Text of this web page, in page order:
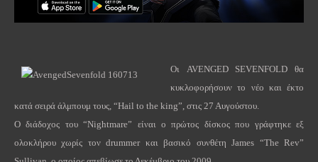
Οι AVENGED SEVENFOLD
θα
κυκλοφορήσουν το νέο και έκτο
κατά σειρά άλμπουμ τους, “Hail to the king”, στις 27 Αυγούστου.
Ο διάδοχος του “Nightmare” είναι ο πρώτος δίσκος που γράφτηκε εξ
ολοκλήρου χωρίς τονdrummer και βασικό συνθέτηJames “The Rev”